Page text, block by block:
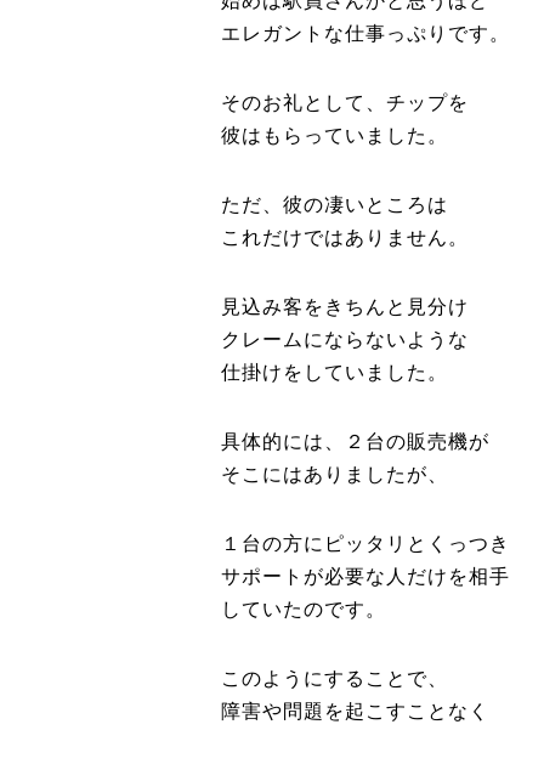
エレガントな仕事っぷりです。
そのお礼として、チップを
彼はもらっていました。
ただ、彼の凄いところは
これだけではありません。
見込み客をきちんと見分け
クレームにならないような
仕掛けをしていました。
具体的には、２台の販売機が
そこにはありましたが、
１台の方にピッタリとくっつき
サポートが必要な人だけを相手
していたのです。
このようにすることで、
障害や問題を起こすことなく